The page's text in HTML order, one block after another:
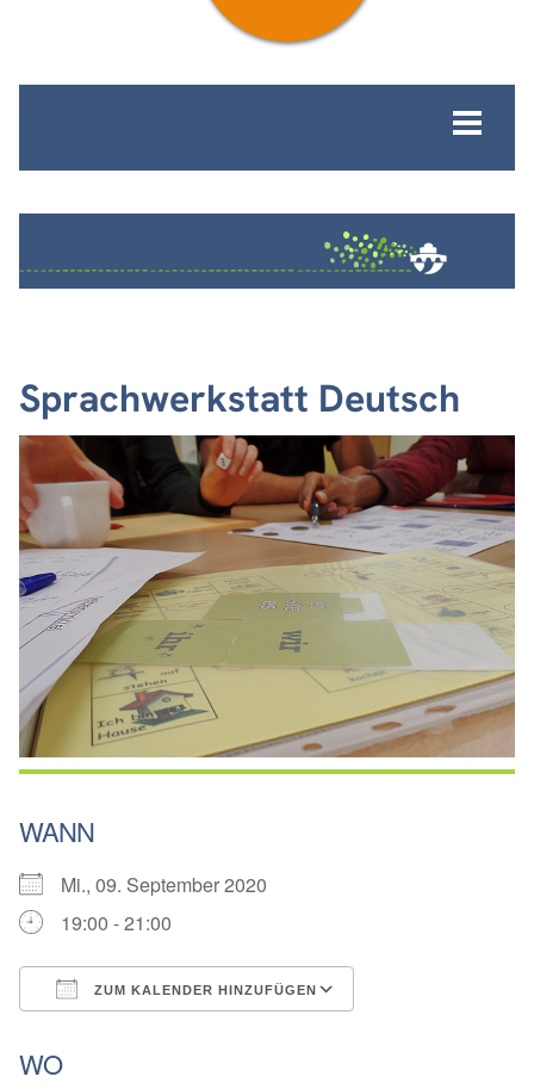
Sprachwerkstatt Deutsch
WANN
Mi., 09. September 2020
19:00 - 21:00
ZUM KALENDER HINZUFÜGEN
WO